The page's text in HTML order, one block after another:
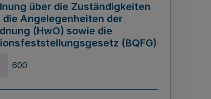
über die Zuständigkeiten
Angelegenheiten der
(HwO) sowie die
(BQFG)
600